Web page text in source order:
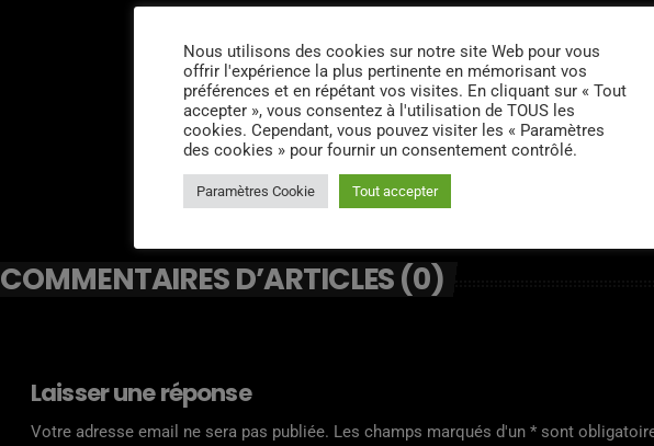
COMMENTAIRES D’ARTICLES (0)
Laisser une réponse
Votre adresse email ne sera pas publiée. Les champs marqués d'un * sont
Nous utilisons des cookies sur notre site Web pour vous
offrir l'expérience la plus pertinente en mémorisant vos
préférences et en répétant vos visites. En cliquant sur « Tout
accepter », vous consentez à l'utilisation de TOUS les
cookies. Cependant, vous pouvez visiter les « Paramètres
des cookies » pour fournir un consentement contrôlé.
Paramètres Cookie Tout accepter